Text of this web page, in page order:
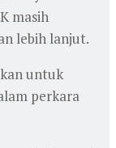
masih
lebih lanjut.
untuk
perkara